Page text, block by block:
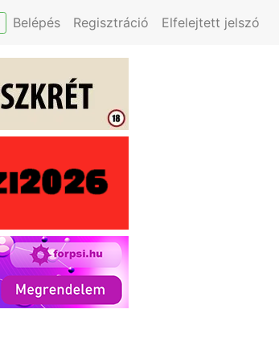
Belépés Regisztráció Elfelejtett jelszó